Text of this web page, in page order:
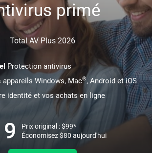
primé
Total AV Plus 2026
Protection antivirus
Windows, Mac®, Android et iOS
identité et vos achats en ligne
Prix original :$99*
Économisez$80 aujourd'hui